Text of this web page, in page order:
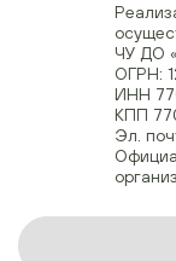
ЧУ ДО
ОГРН:
ИНН
КПП
Эл.